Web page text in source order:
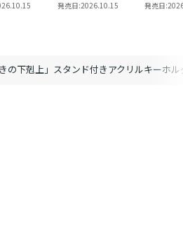
の下剋上」スタンド付きアクリルキーホ
発売日:2026.10.15
とに？
＠
発売日: